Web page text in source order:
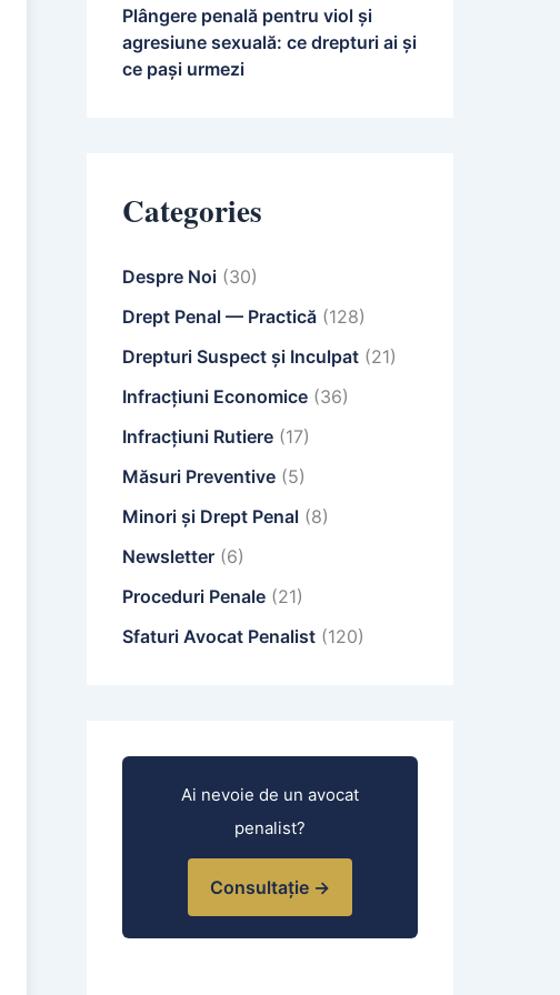
Plângere penală pentru viol și
agresiune sexuală: ce drepturi ai și
ce pași urmezi
Categories
Despre Noi (30)
Drept Penal — Practică (128)
Drepturi Suspect și Inculpat (21)
Infracțiuni Economice (36)
Infracțiuni Rutiere (17)
Măsuri Preventive (5)
Minori și Drept Penal (8)
Newsletter (6)
Proceduri Penale (21)
Sfaturi Avocat Penalist (120)
Ai nevoie de un avocat
penalist?
Consultație →